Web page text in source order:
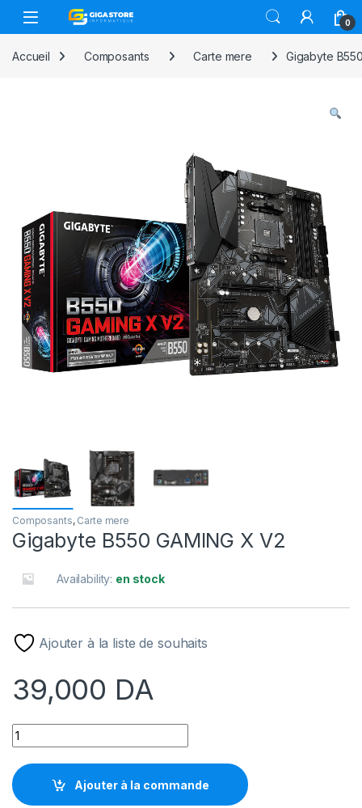
Skip to navigation
Skip to content
0
Accueil Composants Carte mere Gigabyte
Composants, Carte mere
Gigabyte B550 GAMING X V2
Availability: en stock
Ajouter à la liste de souhaits
39,000 DA
Gigabyte B550 GAMING X V2 quantity
Ajouter à la commande